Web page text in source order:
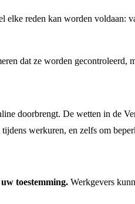
reden kan worden voldaan:
dat ze worden gecontroleerd,
doorbrengt. De wetten in de
werkuren, en zelfs om
toestemming. Werkgevers